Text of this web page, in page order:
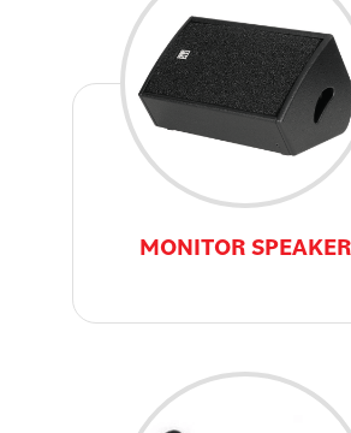
MONITOR SPEAKER